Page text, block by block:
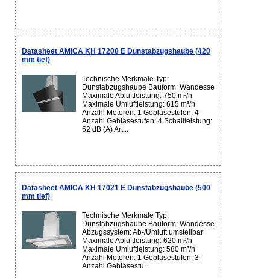
Datasheet AMICA KH 17208 E Dunstabzugshaube (420
mm tief)
Technische Merkmale Typ:
Dunstabzugshaube Bauform: Wandesse
Maximale Abluftleistung: 750 m³/h
Maximale Umluftleistung: 615 m³/h
Anzahl Motoren: 1 Gebläsestufen: 4
Anzahl Gebläsestufen: 4 Schallleistung:
52 dB (A) Art...
Datasheet AMICA KH 17021 E Dunstabzugshaube (500
mm tief)
Technische Merkmale Typ:
Dunstabzugshaube Bauform: Wandesse
Abzugssystem: Ab-/Umluft umstellbar
Maximale Abluftleistung: 620 m³/h
Maximale Umluftleistung: 580 m³/h
Anzahl Motoren: 1 Gebläsestufen: 3
Anzahl Gebläsestu...